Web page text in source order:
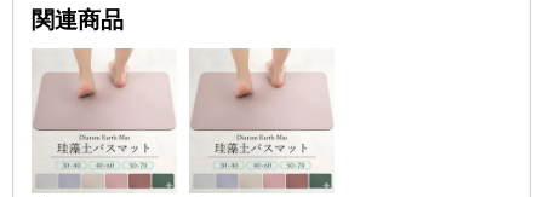
関連商品